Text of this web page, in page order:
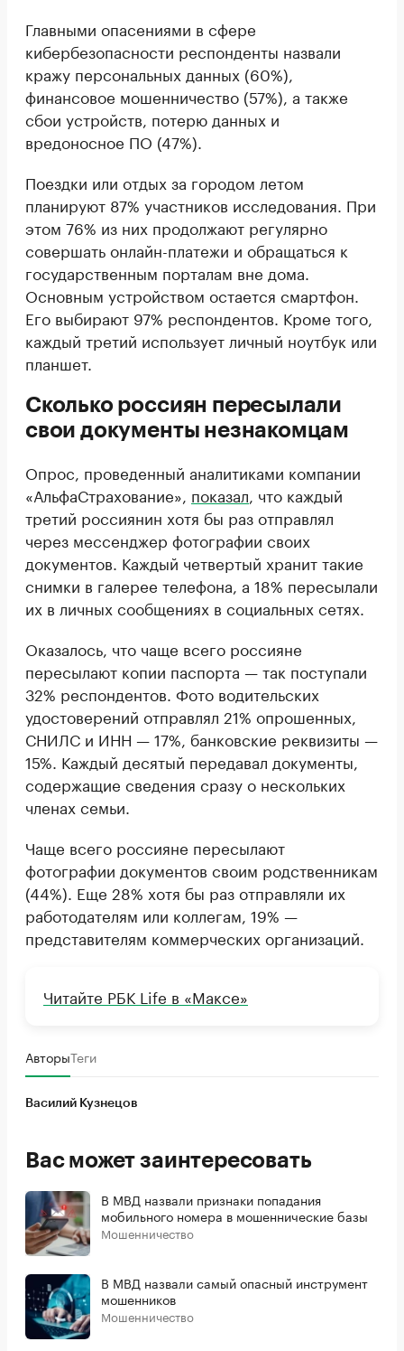
Главными опасениями в сфере
кибербезопасности респонденты назвали
кражу персональных данных (60%),
финансовое мошенничество (57%), а также
сбои устройств, потерю данных и
вредоносное ПО (47%).
Поездки или отдых за городом летом
планируют 87% участников исследования. При
этом 76% из них продолжают регулярно
совершать онлайн-платежи и обращаться к
государственным порталам вне дома.
Основным устройством остается смартфон.
Его выбирают 97% респондентов. Кроме того,
каждый третий использует личный ноутбук или
планшет.
Сколько россиян пересылали
свои документы незнакомцам
Опрос, проведенный аналитиками компании
«АльфаСтрахование», показал , что каждый
третий россиянин хотя бы раз отправлял
через мессенджер фотографии своих
документов. Каждый четвертый хранит такие
снимки в галерее телефона, а 18% пересылали
их в личных сообщениях в социальных сетях.
Оказалось, что чаще всего россияне
пересылают копии паспорта — так поступали
32% респондентов. Фото водительских
удостоверений отправлял 21% опрошенных,
СНИЛС и ИНН — 17%, банковские реквизиты —
15%. Каждый десятый передавал документы,
содержащие сведения сразу о нескольких
членах семьи.
Чаще всего россияне пересылают
фотографии документов своим родственникам
(44%). Еще 28% хотя бы раз отправляли их
работодателям или коллегам, 19% —
представителям коммерческих организаций.
Читайте РБК Life в «Максе»
АвторыТеги
Василий Кузнецов
Вас может заинтересовать
В МВД назвали признаки попадания
мобильного номера в мошеннические базы
Мошенничество
В МВД назвали самый опасный инструмент
мошенников
Мошенничество